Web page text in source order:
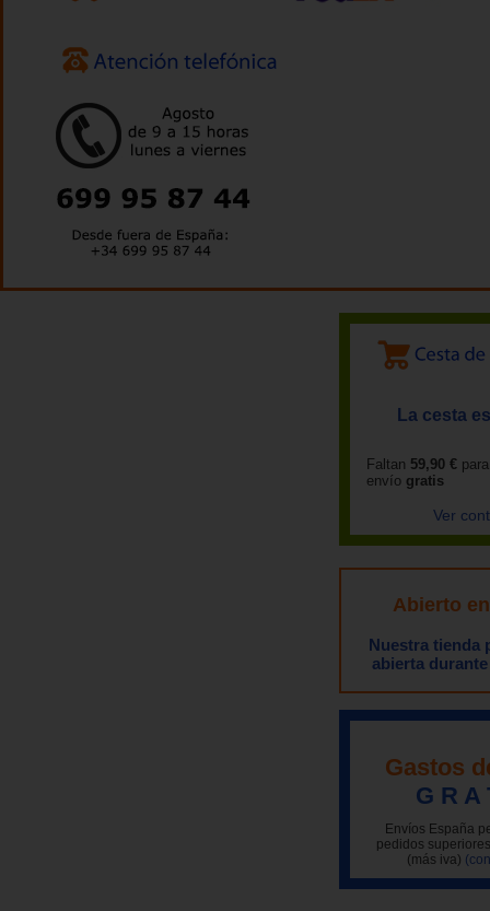
La cesta
Faltan 59,90 €
envío gratis
Ver
Abierto
Nuestra tienda
abierta
Gastos
G R A
Envíos España
pedidos
(más iva)